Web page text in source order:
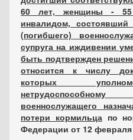
60 лет, женщины -
инвалидом,
(погибшего)
супруга на иждивении
быть подтвержден
относится к числу
которых
военнослужащего
потери кормильцапо
Федерации от 12 февраля